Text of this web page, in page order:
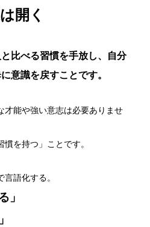
開く
比べる習慣を手放し、自分
意識を戻すことです。
才能や強い意志は必要ありませ
を持つ」ことです。
語化する。
」